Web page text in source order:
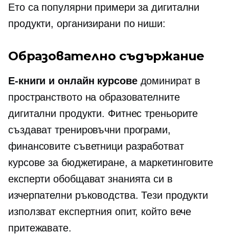
Ето са популярни примери за дигитални
продукти, организирани по ниши:
Образователно съдържание
Е-книги и онлайн курсоведоминират в
пространството на образователните
дигитални продукти. Фитнес треньорите
създават тренировъчни програми,
финансовите съветници разработват
курсове за бюджетиране, а маркетинговите
експерти обобщават знанията си в
изчерпателни ръководства. Тези продукти
използват експертния опит, който вече
притежавате.